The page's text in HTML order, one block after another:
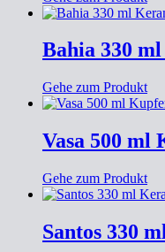
Bahia 330
Gehe zum Produkt
Vasa 500 ml
Gehe zum Produkt
Santos 330